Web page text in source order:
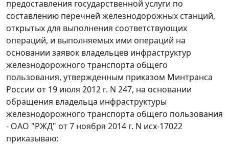
предоставления государственной услуги по
составлению перечней железнодорожных станций,
открытых для выполнения соответствующих
операций, и выполняемых ими операций на
основании заявок владельцев инфраструктур
железнодорожного транспорта общего
пользования, утвержденным приказом Минтранса
России от 19 июля 2012 г. N 247, на основании
обращения владельца инфраструктуры
железнодорожного транспорта общего пользования
- ОАО "РЖД" от 7 ноября 2014 г. N исх-17022
приказываю: